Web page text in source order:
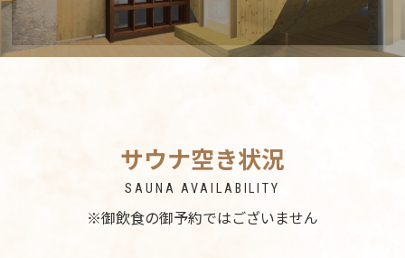
サウナ空き状況
SAUNA AVAILABILITY
※御飲食の御予約ではございません